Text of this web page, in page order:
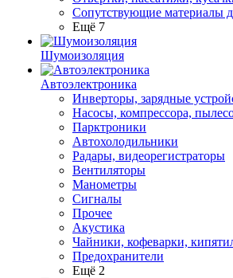
Сопутствующие материалы
Ещё 7
Шумоизоляция
Автоэлектроника
Инверторы, зарядные
Насосы, компрессора,
Парктроники
Автохолодильники
Радары, видеорегистраторы
Вентиляторы
Манометры
Сигналы
Прочее
Акустика
Чайники, кофеварки,
Предохранители
Ещё 2